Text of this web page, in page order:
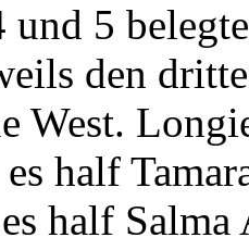
und 5
den
West.
half
half Salma